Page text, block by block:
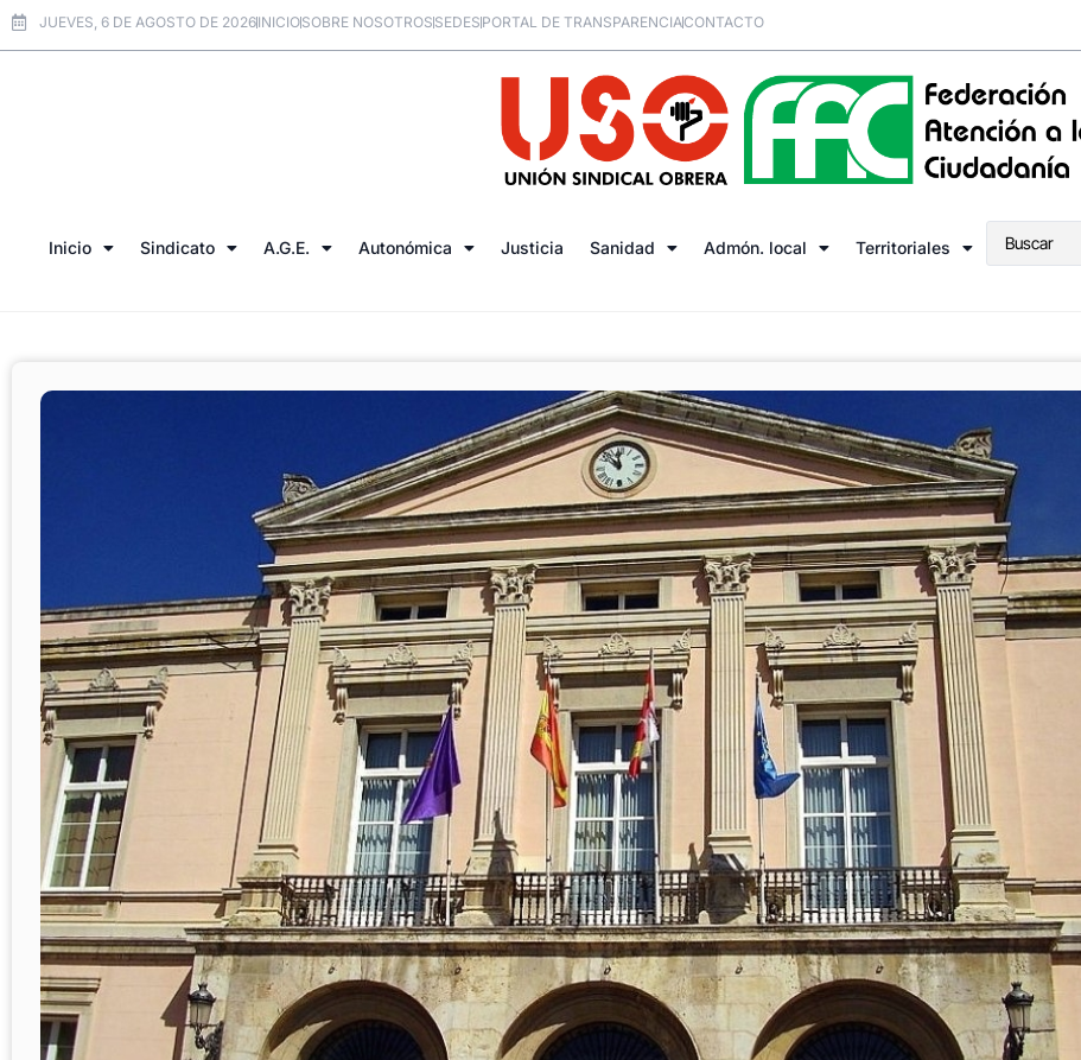
JUEVES, 6 DE AGOSTO DE 2026INICIOSOBRE NOSOTROSSEDESPORTAL DE TRANSPARENCIACONTACTO
Inicio Sindicato A.G.E. Autonómica Justicia Sanidad Admón. local Territoriales